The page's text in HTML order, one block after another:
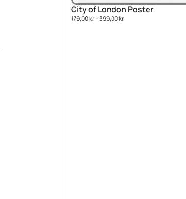
City of London Poster
179,00kr–399,00kr